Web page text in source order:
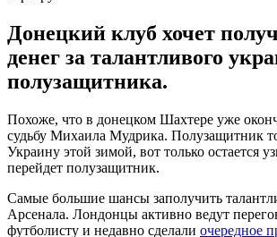
Донецкий клуб хочет
денег за талантливого
полузащитника.
Похоже, что в донецком Шахтере уже
судьбу Михаила Мудрика. Полузащитник
Украину этой зимой, вот только остается
перейдет полузащитник.
Самые большие шансы заполучить
Арсенала. Лондонцы активно ведут
футболисту и недавно сделали очередное